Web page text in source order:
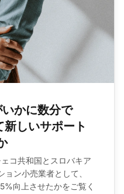
かに数分で
しいサポート
コ共和国とスロバキア
ン小売業者として、
向上させたかをご覧く